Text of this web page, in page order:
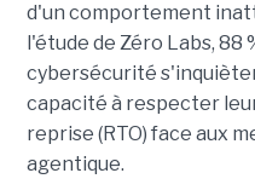
d'un comportement
l'étude de Zéro Labs,
cybersécurité
capacité à respecter
reprise (RTO) face aux
agentique.